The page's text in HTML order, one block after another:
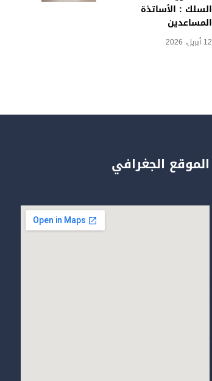
السلك : الأساتذة
المساعدين
12 أبريل، 2026
الموقع الجغرافي